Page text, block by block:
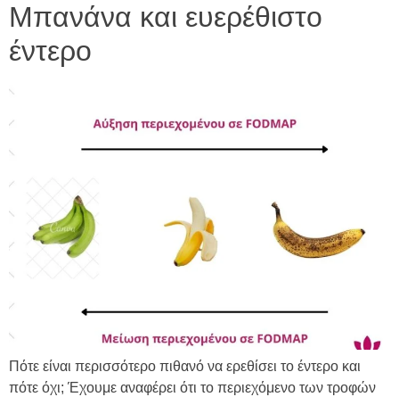
Μπανάνα και ευερέθιστο
έντερο
Πότε είναι περισσότερο πιθανό να ερεθίσει το έντερο και
πότε όχι; Έχουμε αναφέρει ότι το περιεχόμενο των τροφών